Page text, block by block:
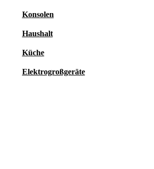
Konsolen
Haushalt
Küche
Elektrogroßgeräte